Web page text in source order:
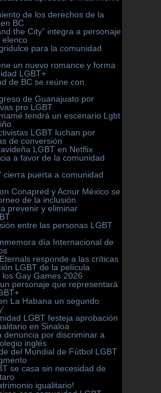
de los derechos de la
BC
the City” integra a personaje
elenco
para la comunidad
un nuevo romance y forma
LGBT+
de BC se reúne con
de Guanajuato por
pro LGBT
tendrá un escenario Lgbt
LGBT luchan por
de conversión
LGBT en Netflix
a favor de la comunidad
cierra puerta a comunidad
Conapred y Acnur México se
de la inclusión
prevenir y eliminar
entre las personas LGBT
día Internacional de
responde a las críticas
LGBT de la película
Gay Games 2026
un personaje que representará
La Habana un segundo
LGBT festeja aprobación
en Sinaloa
denuncia por discriminar a
inglés
del Mundial de Fútbol LGBT
se casa sin necesidad de
igualitario!